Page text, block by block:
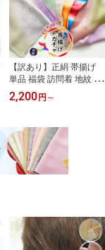
【訳あり】正絹 帯揚げ
単品 福袋 訪問着 地紋 袷
用 附下 色無地 小紋 ピン
ク 紫 オレンジ 緑 紺 ベー
ラメ 淡い 濃い 薄い くす
みカラー ぼかし染め 地
模様 ちりめん グラデー
ション 安い 着付け練習
アウトレット メール便送
2,200 円 ～